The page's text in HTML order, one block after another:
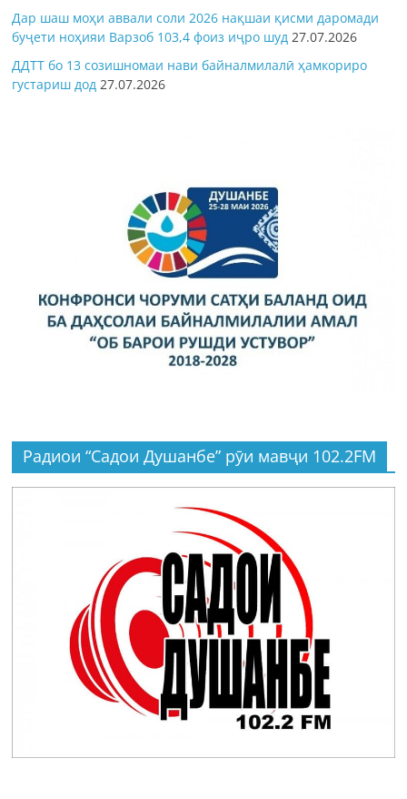
Дар шаш моҳи аввали соли 2026 нақшаи қисми даромади
буҷети ноҳияи Варзоб 103,4 фоиз иҷро шуд 27.07.2026
ДДТТ бо 13 созишномаи нави байналмилалӣ ҳамкориро
густариш дод 27.07.2026
Радиои “Садои Душанбе” рӯи мавҷи 102.2FM